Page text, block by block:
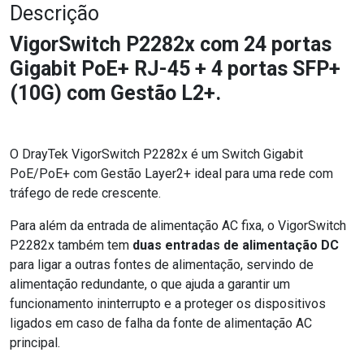
Descrição
VigorSwitch P2282x com 24 portas
Gigabit PoE+ RJ-45 + 4 portas SFP+
(10G) com Gestão L2+.
O DrayTek VigorSwitch P2282x é um Switch Gigabit
PoE/PoE+ com Gestão Layer2+ ideal para uma rede com
tráfego de rede crescente.
Para além da entrada de alimentação AC fixa, o VigorSwitch
P2282x também tem duas entradas de alimentação DC
para ligar a outras fontes de alimentação, servindo de
alimentação redundante, o que ajuda a garantir um
funcionamento ininterrupto e a proteger os dispositivos
ligados em caso de falha da fonte de alimentação AC
principal.